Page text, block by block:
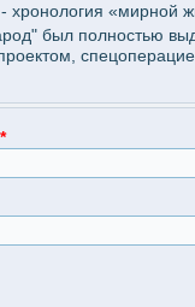
«мирной
был полностью
*